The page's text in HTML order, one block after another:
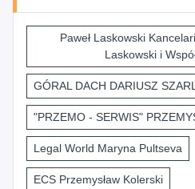
Paweł Laskowski
Laskowski i
GÓRAL DACH DARIUSZ
"PRZEMO - SERWIS"
Legal World Maryna Pultseva
ECS Przemysław Kolerski